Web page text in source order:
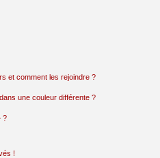
et comment les rejoindre ?
une couleur différente ?
?
!